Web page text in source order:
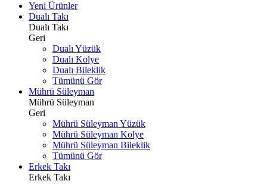
Yeni Ürünler
Dualı Takı
Dualı Takı
Geri
Dualı Yüzük
Dualı Kolye
Dualı Bileklik
Tümünü Gör
Mührü Süleyman
Mührü Süleyman
Geri
Mührü Süleyman Yüzük
Mührü Süleyman Kolye
Mührü Süleyman Bileklik
Tümünü Gör
Erkek Takı
Erkek Takı